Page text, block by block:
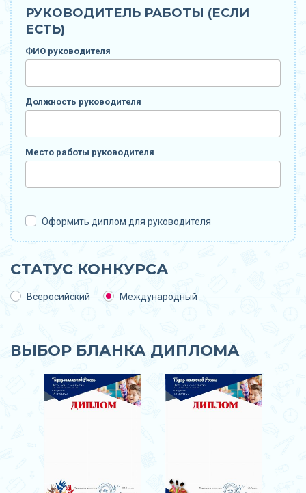
РУКОВОДИТЕЛЬ РАБОТЫ (ЕСЛИ
ЕСТЬ)
ФИО руководителя
Должность руководителя
Место работы руководителя
Оформить диплом для руководителя
СТАТУС КОНКУРСА
Всеросийский Международный
ВЫБОР БЛАНКА ДИПЛОМА